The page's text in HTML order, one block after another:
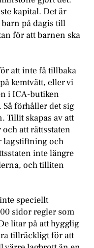
kapital. Det är
på dagis till
för att barnen ska
att inte få tillbaka
kemtvätt, eller vi
i ICA-butiken
förhåller det sig
Tillit skapas av att
att rättsstaten
lagstiftning och
inte längre
och tilliten
speciellt
sidor regler som
litar på att hygglig
tillräckligt för att